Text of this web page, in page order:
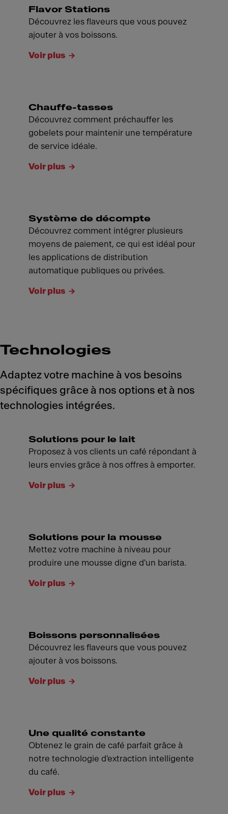
Flavor Stations
Découvrez les flaveurs que vous pouvez
ajouter à vos boissons.
Voir plus
Chauffe-tasses
Découvrez comment préchauffer les
gobelets pour maintenir une température
de service idéale.
Voir plus
Système de décompte
Découvrez comment intégrer plusieurs
moyens de paiement, ce qui est idéal pour
les applications de distribution
automatique publiques ou privées.
Voir plus
Technologies
Adaptez votre machine à vos besoins
spécifiques grâce à nos options et à nos
technologies intégrées.
Solutions pour le lait
Proposez à vos clients un café répondant à
leurs envies grâce à nos offres à emporter.
Voir plus
Solutions pour la mousse
Mettez votre machine à niveau pour
produire une mousse digne d'un barista.
Voir plus
Boissons personnalisées
Découvrez les flaveurs que vous pouvez
ajouter à vos boissons.
Voir plus
Une qualité constante
Obtenez le grain de café parfait grâce à
notre technologie d'extraction intelligente
du café.
Voir plus